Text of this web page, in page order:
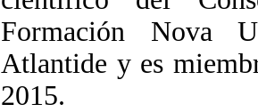
Formación Nova
Atlantide y es
2015.